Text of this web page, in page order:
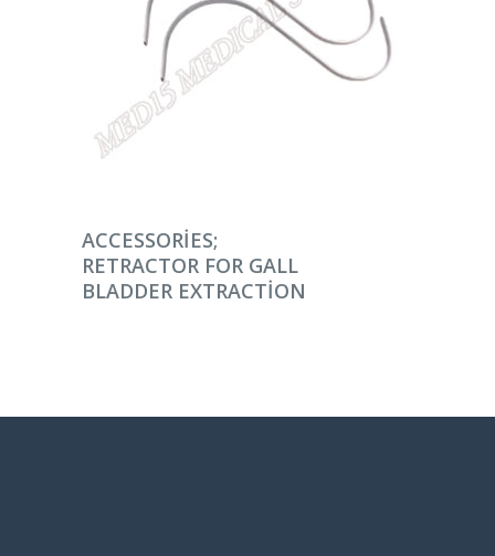
DEVAMINI OKU
ACCESSORIES;
RETRACTOR FOR GALL
BLADDER EXTRACTION